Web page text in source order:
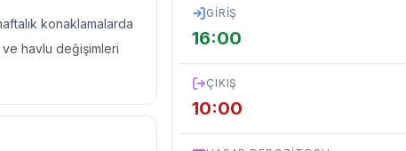
konaklamalarda
ve havlu değişimleri
GIRIŞ
16:00
ÇIKIŞ
10:00